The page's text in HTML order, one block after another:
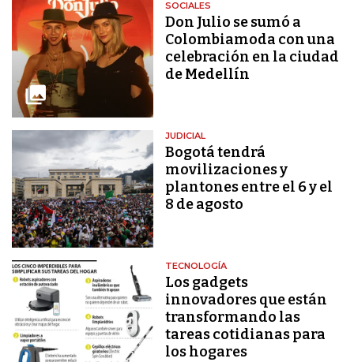
SOCIALES
Don Julio se sumó a
Colombiamoda con una
celebración en la ciudad
de Medellín
JUDICIAL
Bogotá tendrá
movilizaciones y
plantones entre el 6 y el
8 de agosto
TECNOLOGÍA
Los gadgets
innovadores que están
transformando las
tareas cotidianas para
los hogares